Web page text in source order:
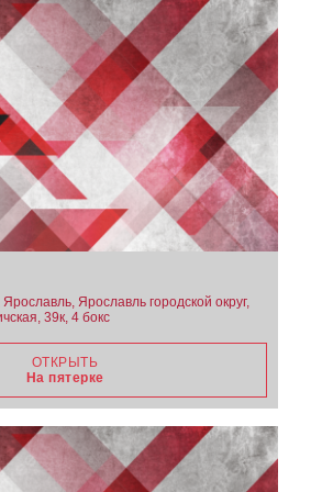
Ярославль городской округ,
39к, 4 бокс
ОТКРЫТЬ
На пятерке